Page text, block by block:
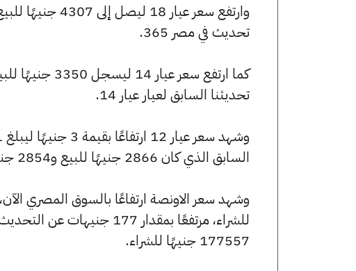
تحديث في مصر 365.
تحديثنا السابق لعيار عيار 14.
السابق الذي كان 2866 جنيهًا للبيع و2854 جنيهًا للشراء.
177557 جنيهًا للشراء.